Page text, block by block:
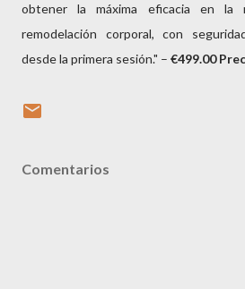
obtener la máxima eficacia en la
remodelación corporal, con
desde la primera sesión." – €499.00
Comentarios